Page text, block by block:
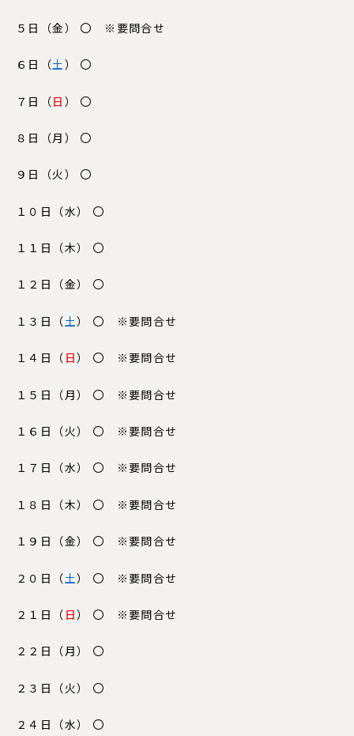
５日（金） 〇 ※要問合せ
６日（土） 〇
７日（日 ） 〇
８日（月） 〇
９日（火） 〇
１０日（水） 〇
１１日（木） 〇
１２日（金） 〇
１３日（土） 〇 ※要問合せ
１４日（ 日） 〇 ※要問合せ
１５日（月） 〇 ※要問合せ
１６日（火） 〇 ※要問合せ
１７日（水） 〇 ※要問合せ
１８日（木） 〇 ※要問合せ
１９日（金） 〇 ※要問合せ
２０日（土） 〇 ※要問合せ
２１日（ 日） 〇 ※要問合せ
２２日（月） 〇
２３日（火） 〇
２４日（水） 〇